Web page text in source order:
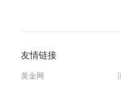
友情链接
黄金网